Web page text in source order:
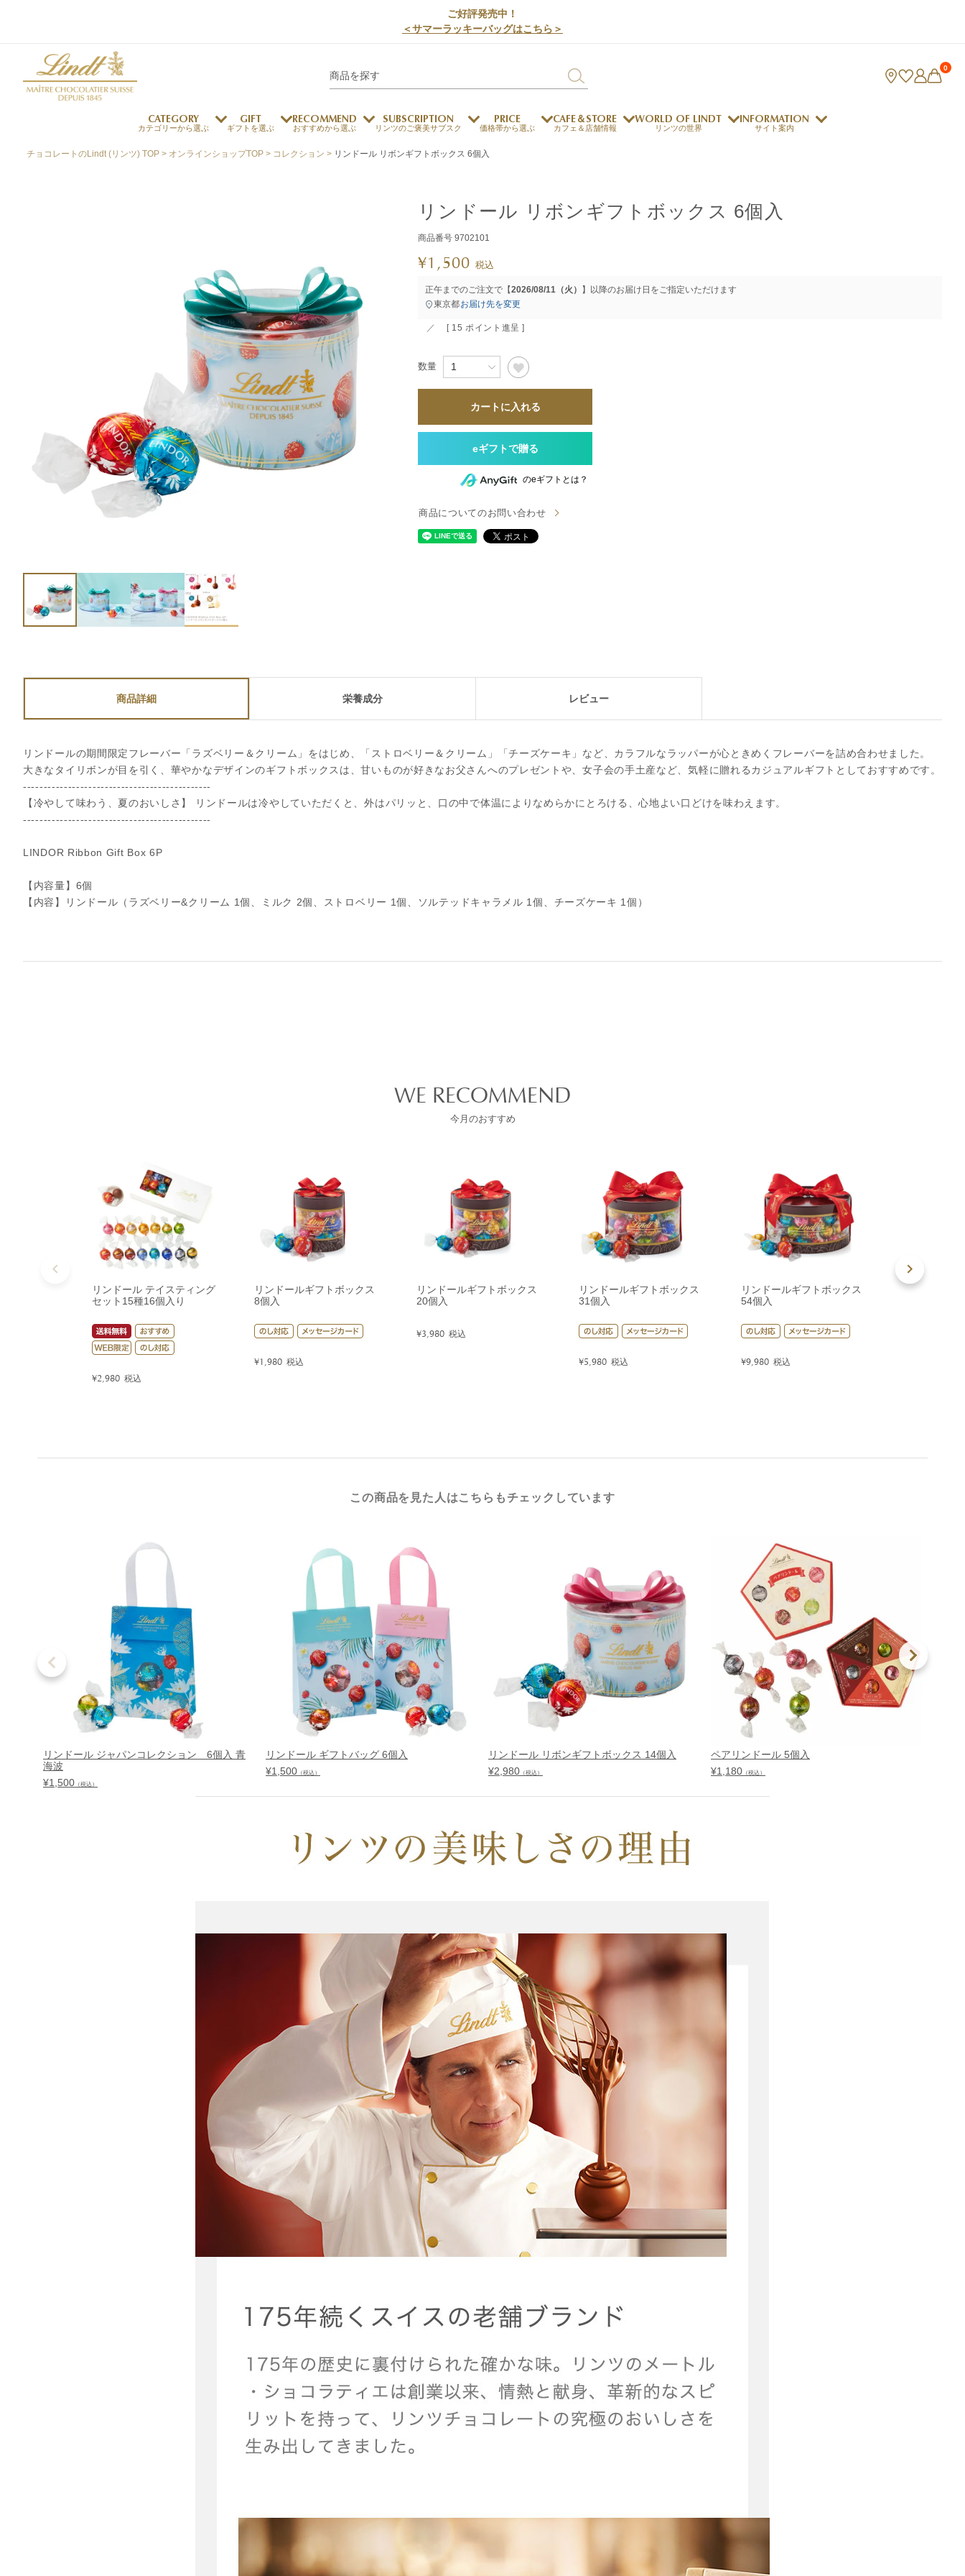
ご好評発売中！
＜サマーラッキーバッグはこちら＞
0
CATEGORY
カテゴリーから選ぶ
リンドール
関連商品一覧
チョコウェイファー
ドバイスタイル
チョコレート
エクセレンス プラリネ クレマジェラータ
ショコラスイーツ
(焼き菓子)
リンツ・シン 送料無料
すべて
GIFT
ギフトを選ぶ
のし対応商品
メッセージカード対応
商品
法人ギフト
すべて
RECOMMEND
おすすめから選ぶ
サマーチョコレート お中元
すべて
SUBSCRIPTION
リンツのご褒美サブスク
PRICE
価格帯から選ぶ
CAFE＆STORE
カフェ＆店舗情報
店舗からのお知らせ カフェメニュー デジタルギフト 採用情報 My Lindt Club
WORLD OF LINDT
リンツの世界
メートルショコラティエ
チョコレートとワイン
ロジャーフェデラー
INFORMATION
サイト案内
チョコレートのLindt (リンツ) TOP オンラインショップTOP コレクション リンドール リボンギフトボックス 6個入
リンドール リボンギフトボックス 6個入
商品番号 9702101
¥1,500 税込
正午までのご注文で【2026/08/11（火）
】以降のお届け日をご指定いただけます
東京都お届け先を変更
[ 15 ポイント進呈 ]
カートに入れる
のeギフトとは？
商品についてのお問い合わせ
商品詳細 栄養成分 レビュー
リンドールの期間限定フレーバー「ラズベリー＆クリーム」をはじめ、「ストロベリー＆クリーム」「チーズケーキ」など、カラフルなラッパーが心ときめくフレーバーを詰め合わせました。
大きなタイリボンが目を引く、華やかなデザインのギフトボックスは、甘いものが好きなお父さんへのプレゼントや、女子会の手土産など、気軽に贈れるカジュアルギフトとしておすすめです。
----------------------------------------------
【冷やして味わう、夏のおいしさ】 リンドールは冷やしていただくと、外はパリッと、口の中で体温によりなめらかにとろける、心地よい口どけを味わえます。
----------------------------------------------
LINDOR Ribbon Gift Box 6P
【内容量】6個
【内容】リンドール（ラズベリー&クリーム 1個、ミルク 2個、ストロベリー 1個、ソルテッドキャラメル 1個、チーズケーキ 1個）
WE RECOMMEND
今月のおすすめ
リンドール テイスティング
セット15種16個入り
¥2,980 税込
リンドールギフトボックス
8個入
¥1,980 税込
リンドールギフトボックス
20個入
¥3,980 税込
リンドールギフトボックス
31個入
¥5,980 税込
リンドールギフトボックス
54個入
¥9,980 税込
リンドール
この商品を見た人はこちらもチェックしています
リンドール ジャパンコレクション 6個入 青
海波
¥1,500 （税込）
リンドール ギフトバッグ 6個入
¥1,500 （税込）
リンドール リボンギフトボックス 14個入
¥2,980 （税込）
ペアリンドール 5個入
¥1,180 （税込）